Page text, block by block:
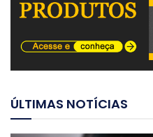
ÚLTIMAS NOTÍCIAS